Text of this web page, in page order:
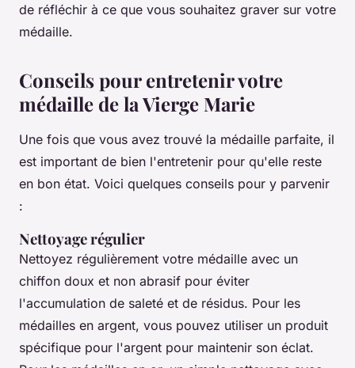
de réfléchir à ce que vous souhaitez graver sur votre
médaille.
Conseils pour entretenir votre
médaille de la Vierge Marie
Une fois que vous avez trouvé la médaille parfaite, il
est important de bien l'entretenir pour qu'elle reste
en bon état. Voici quelques conseils pour y parvenir
:
Nettoyage régulier
Nettoyez régulièrement votre médaille avec un
chiffon doux et non abrasif pour éviter
l'accumulation de saleté et de résidus. Pour les
médailles en argent, vous pouvez utiliser un produit
spécifique pour l'argent pour maintenir son éclat.